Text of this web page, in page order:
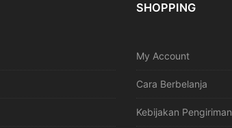
SHOPPING
My Account
Cara Berbelanja
Kebijakan Pengiriman